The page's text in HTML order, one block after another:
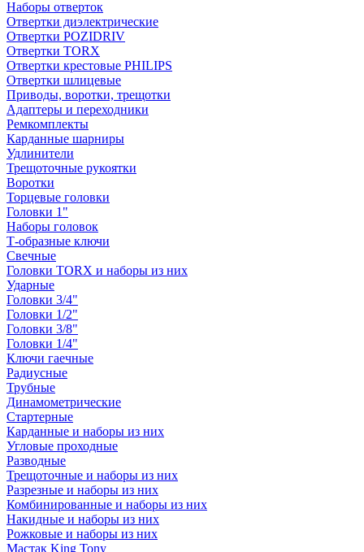
Наборы отверток
Отвертки диэлектрические
Отвертки POZIDRIV
Отвертки TORX
Отвертки крестовые PHILIPS
Отвертки шлицевые
Приводы, воротки, трещотки
Адаптеры и переходники
Ремкомплекты
Карданные шарниры
Удлинители
Трещоточные рукоятки
Воротки
Торцевые головки
Головки 1"
Наборы головок
Т-образные ключи
Свечные
Головки TORX и наборы из них
Ударные
Головки 3/4"
Головки 1/2"
Головки 3/8"
Головки 1/4"
Ключи гаечные
Радиусные
Трубные
Динамометрические
Стартерные
Карданные и наборы из них
Угловые проходные
Разводные
Трещоточные и наборы из них
Разрезные и наборы из них
Комбинированные и наборы из них
Накидные и наборы из них
Рожковые и наборы из них
Мастак King Tony